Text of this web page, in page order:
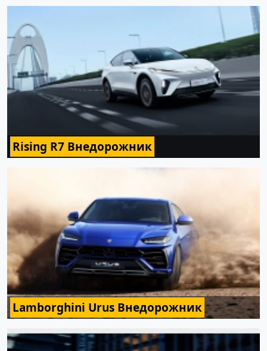
Rising R7 Внедорожник
Lamborghini Urus Внедорожник